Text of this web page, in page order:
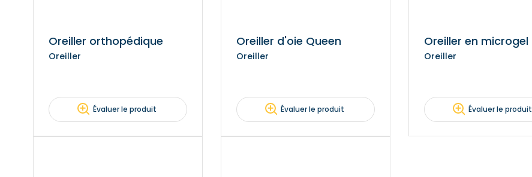
Oreiller orthopédique
Oreiller
Évaluer le produit
Oreiller d'oie Queen
Oreiller
Évaluer le produit
Oreiller en microgel
Oreiller
Évaluer le produit